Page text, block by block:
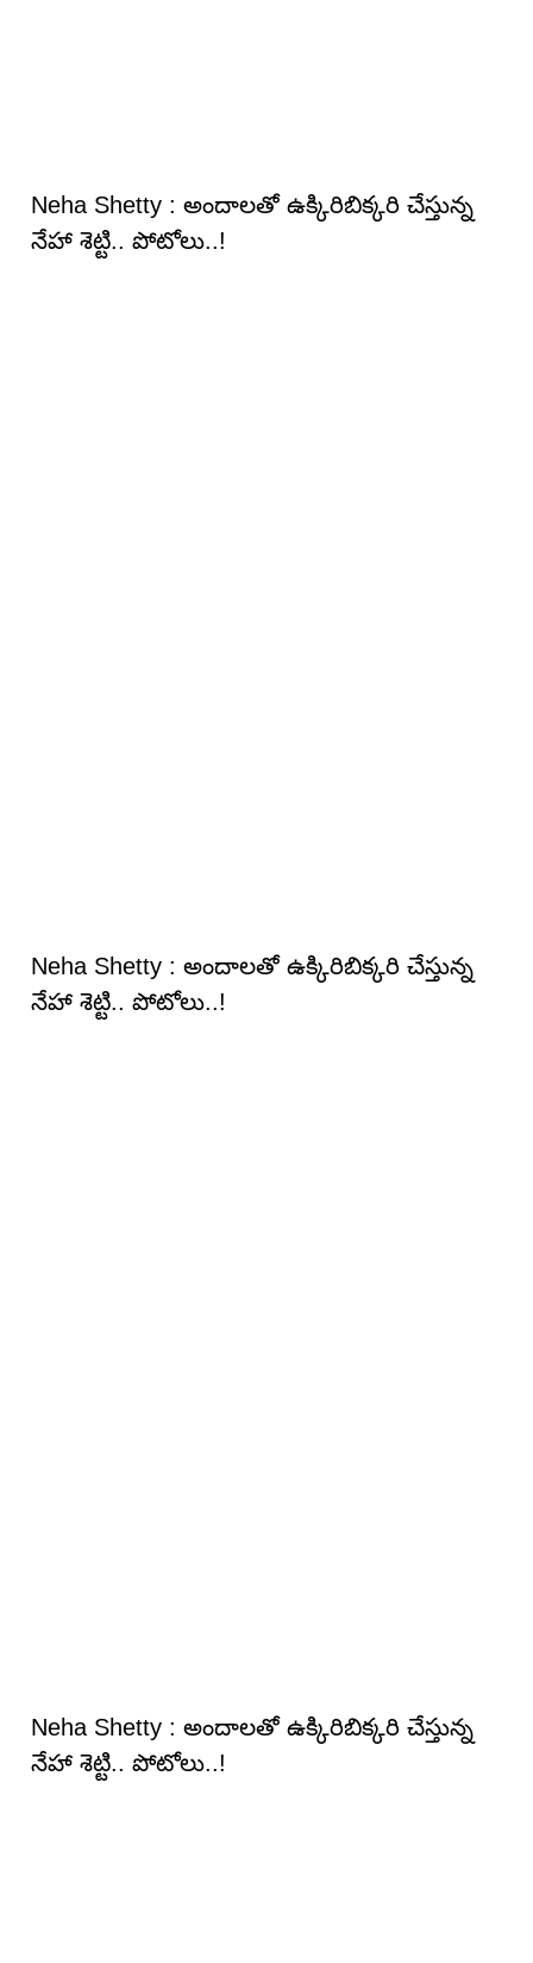
Neha Shetty : అందాల‌తో ఉక్కిరిబిక్క‌రి చేస్తున్న
నేహా శెట్టి.. పోటోలు..!
Neha Shetty : అందాల‌తో ఉక్కిరిబిక్క‌రి చేస్తున్న
నేహా శెట్టి.. పోటోలు..!
Neha Shetty : అందాల‌తో ఉక్కిరిబిక్క‌రి చేస్తున్న
నేహా శెట్టి.. పోటోలు..!